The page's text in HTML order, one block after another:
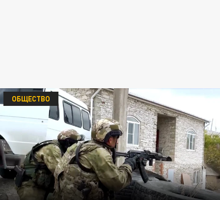
ОБЩЕСТВО